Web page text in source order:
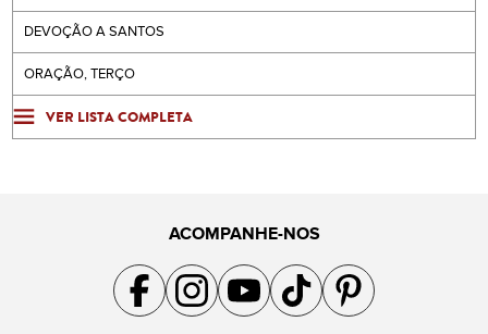
DEVOÇÃO A SANTOS
ORAÇÃO, TERÇO
VER LISTA COMPLETA
ACOMPANHE-NOS
Acompanhe a gente no Facebook
Acompanhe a gente no Instagram
Acompanhe a gente no YouTube
Acompanhe a gente no TikTok
Acompanhe a gente no